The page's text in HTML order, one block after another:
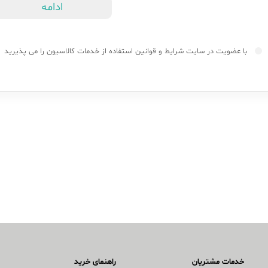
ادامه
با عضویت در سایت شرایط و قوانین استفاده از خدمات کالاسیون را می پذیرید
خدمات مشتریان راهنمای خرید